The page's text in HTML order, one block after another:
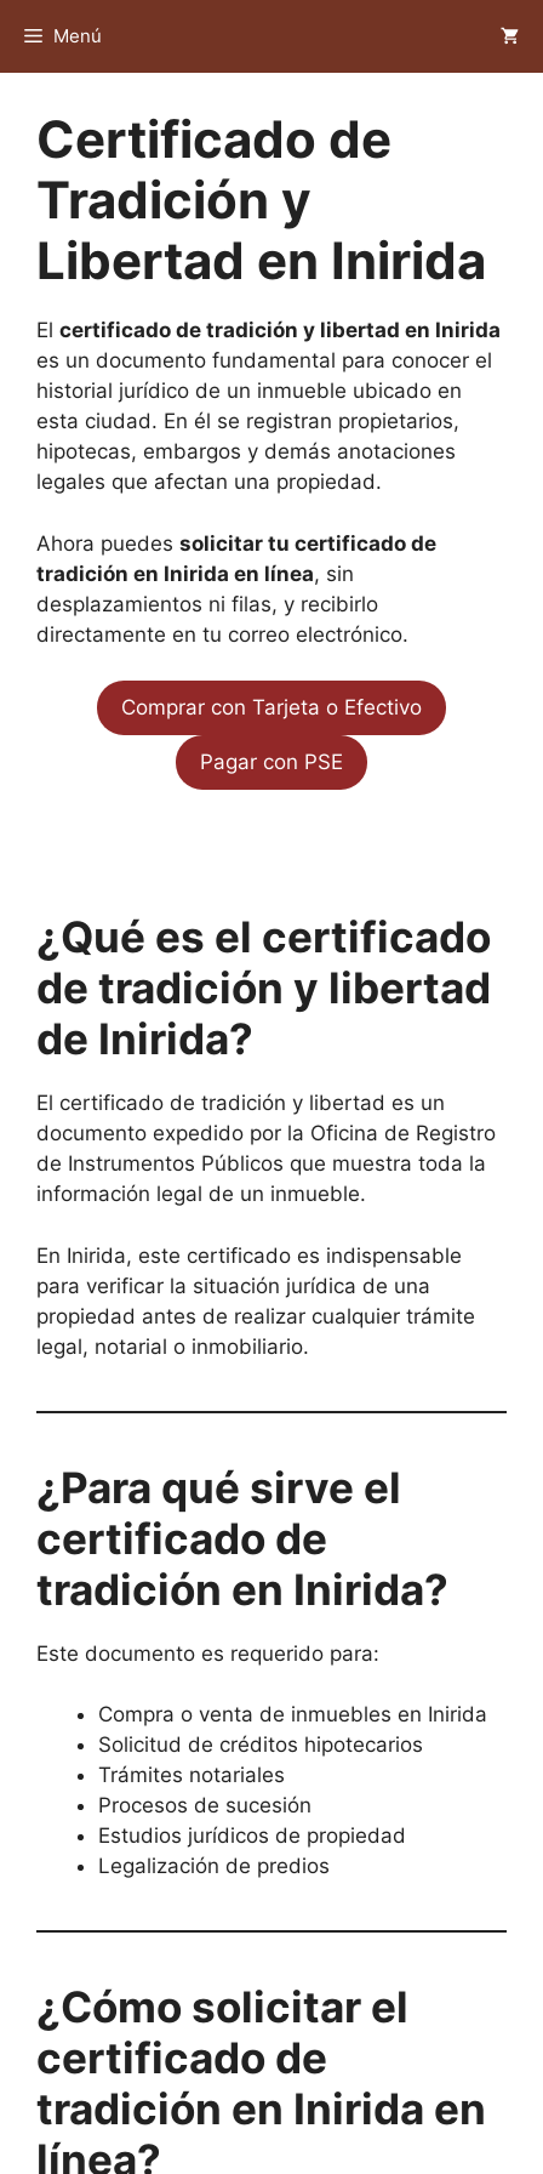
contenido
Menú
Certificado de
Tradición y
Libertad en Inirida
El certificado de tradición y libertad en Inirida
es un documento fundamental para conocer el
historial jurídico de un inmueble ubicado en
esta ciudad. En él se registran propietarios,
hipotecas, embargos y demás anotaciones
legales que afectan una propiedad.
Ahora puedes solicitar tu certificado de
tradición en Inirida en línea, sin
desplazamientos ni filas, y recibirlo
directamente en tu correo electrónico.
Comprar con Tarjeta o Efectivo
Pagar con PSE
¿Qué es el certificado
de tradición y libertad
de Inirida?
El certificado de tradición y libertad es un
documento expedido por la Oficina de Registro
de Instrumentos Públicos que muestra toda la
información legal de un inmueble.
En Inirida, este certificado es indispensable
para verificar la situación jurídica de una
propiedad antes de realizar cualquier trámite
legal, notarial o inmobiliario.
¿Para qué sirve el
certificado de
tradición en Inirida?
Este documento es requerido para:
Compra o venta de inmuebles en Inirida
Solicitud de créditos hipotecarios
Trámites notariales
Procesos de sucesión
Estudios jurídicos de propiedad
Legalización de predios
¿Cómo solicitar el
certificado de
tradición en Inirida en
línea?